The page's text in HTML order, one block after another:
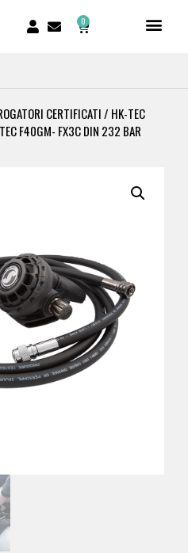
0
CERTIFICATI/ HK-TEC
F40GM- FX3C DIN 232 BAR